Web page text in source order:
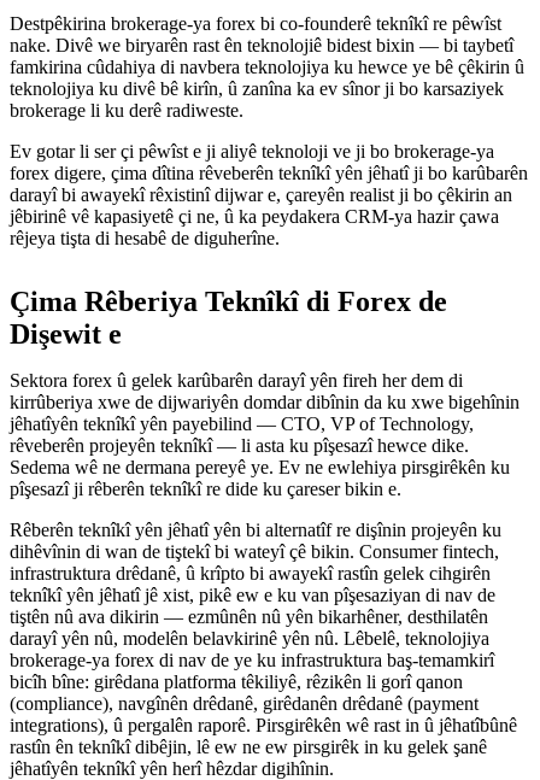
Destpêkirina brokerage-ya forex bi co-founderê teknîkî re pêwîst
nake. Divê we biryarên rast ên teknolojiê bidest bixin — bi taybetî
famkirina cûdahiya di navbera teknolojiya ku hewce ye bê çêkirin û
teknolojiya ku divê bê kirîn, û zanîna ka ev sînor ji bo karsaziyek
brokerage li ku derê radiweste.
Ev gotar li ser çi pêwîst e ji aliyê teknoloji ve ji bo brokerage-ya
forex digere, çima dîtina rêveberên teknîkî yên jêhatî ji bo karûbarên
darayî bi awayekî rêxistinî dijwar e, çareyên realist ji bo çêkirin an
jêbirinê vê kapasiyetê çi ne, û ka peydakera CRM-ya hazir çawa
rêjeya tişta di hesabê de diguherîne.
Çima Rêberiya Teknîkî di Forex de
Dişewit e
Sektora forex û gelek karûbarên darayî yên fireh her dem di
kirrûberiya xwe de dijwariyên domdar dibînin da ku xwe bigehînin
jêhatîyên teknîkî yên payebilind — CTO, VP of Technology,
rêveberên projeyên teknîkî — li asta ku pîşesazî hewce dike.
Sedema wê ne dermana pereyê ye. Ev ne ewlehiya pirsgirêkên ku
pîşesazî ji rêberên teknîkî re dide ku çareser bikin e.
Rêberên teknîkî yên jêhatî yên bi alternatîf re dişînin projeyên ku
dihêvînin di wan de tiştekî bi wateyî çê bikin. Consumer fintech,
infrastruktura drêdanê, û krîpto bi awayekî rastîn gelek cihgirên
teknîkî yên jêhatî jê xist, pikê ew e ku van pîşesaziyan di nav de
tiştên nû ava dikirin — ezmûnên nû yên bikarhêner, desthilatên
darayî yên nû, modelên belavkirinê yên nû. Lêbelê, teknolojiya
brokerage-ya forex di nav de ye ku infrastruktura baş-temamkirî
bicîh bîne: girêdana platforma têkiliyê, rêzikên li gorî qanon
(compliance), navgînên drêdanê, girêdanên drêdanê (payment
integrations), û pergalên raporê. Pirsgirêkên wê rast in û jêhatîbûnê
rastîn ên teknîkî dibêjin, lê ew ne ew pirsgirêk in ku gelek şanê
jêhatîyên teknîkî yên herî hêzdar digihînin.